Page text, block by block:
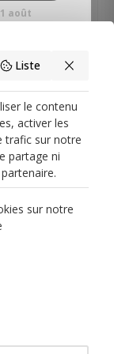
août
du produit
Liste
le contenu
activer les
trafic sur notre
partage ni
sur notre